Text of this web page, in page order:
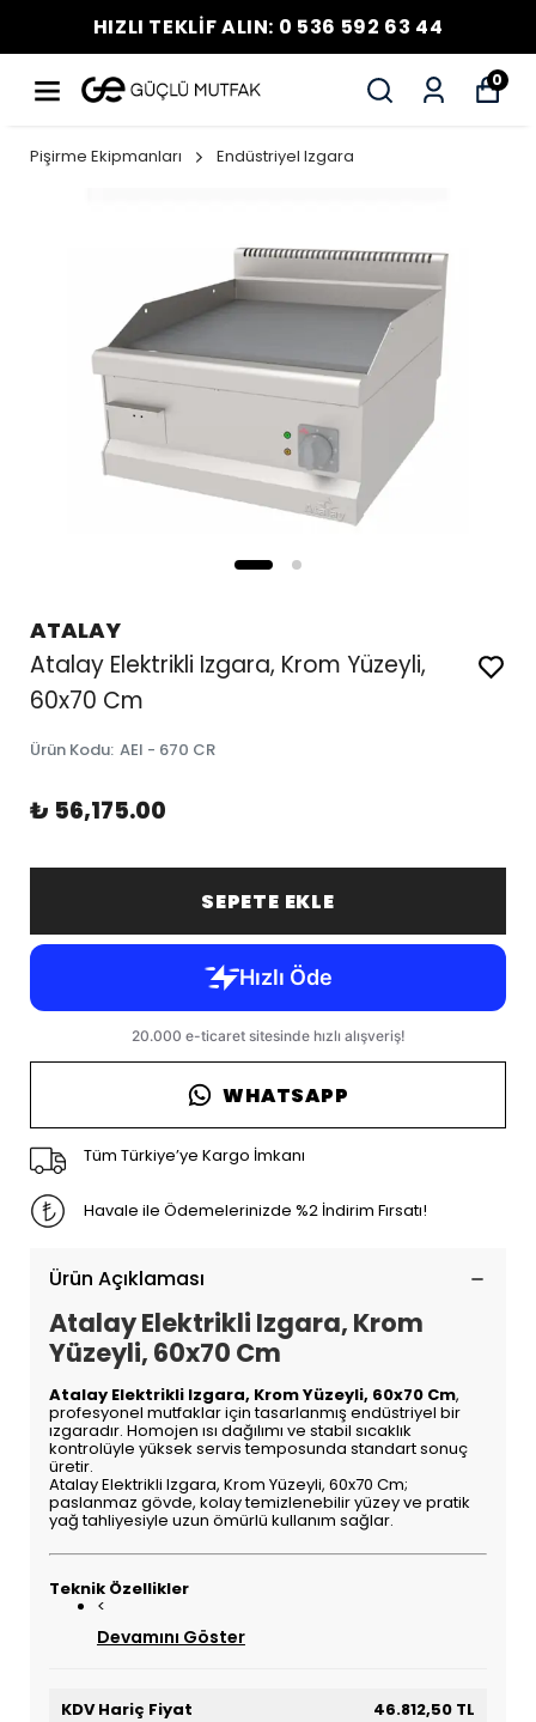
HIZLI TEKLİF ALIN: 0 536 592 63 44
0
Pişirme Ekipmanları Endüstriyel Izgara
ATALAY
Atalay Elektrikli Izgara, Krom Yüzeyli,
60x70 Cm
Ürün Kodu: AEI - 670 CR
₺ 56,175.00
SEPETE EKLE
WHATSAPP
Tüm Türkiye’ye Kargo İmkanı
Havale ile Ödemelerinizde %2 İndirim Fırsatı!
Ürün Açıklaması
Atalay Elektrikli Izgara, Krom
Yüzeyli, 60x70 Cm
Atalay Elektrikli Izgara, Krom Yüzeyli, 60x70 Cm,
profesyonel mutfaklar için tasarlanmış endüstriyel bir
ızgaradır. Homojen ısı dağılımı ve stabil sıcaklık
kontrolüyle yüksek servis temposunda standart sonuç
üretir.
Atalay Elektrikli Izgara, Krom Yüzeyli, 60x70 Cm;
paslanmaz gövde, kolay temizlenebilir yüzey ve pratik
yağ tahliyesiyle uzun ömürlü kullanım sağlar.
Teknik Özellikler
<
Devamını Göster
KDV Hariç Fiyat
46.812,50 TL